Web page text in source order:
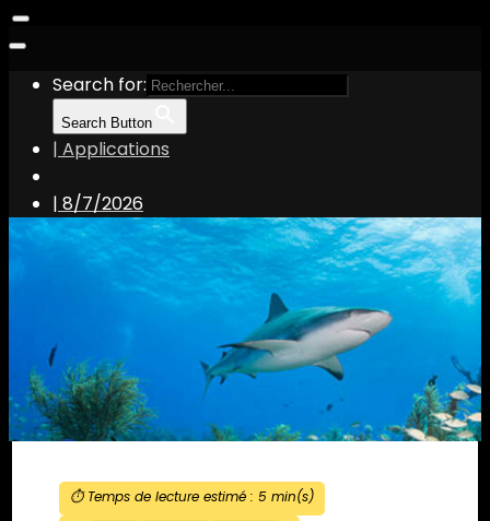
Search for:
Search Button
| Applications
| 8/7/2026
⏱️ Temps de lecture estimé : 5min(s)